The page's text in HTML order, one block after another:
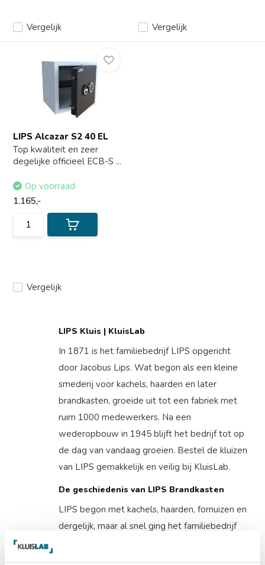
Vergelijk Vergelijk
LIPS Alcazar S2 40 EL
Top kwaliteit en zeer
degelijke officieel ECB-S ...
Vergelijk
Op voorraad
1.165,-
LIPS Kluis | KluisLab
In 1871 is het familiebedrijf LIPS opgericht
door Jacobus Lips. Wat begon als een kleine
smederij voor kachels, haarden en later
brandkasten, groeide uit tot een fabriek met
ruim 1000 medewerkers. Na een
wederopbouw in 1945 blijft het bedrijf tot op
de dag van vandaag groeien. Bestel de kluizen
van LIPS gemakkelijk en veilig bij KluisLab.
De geschiedenis van LIPS Brandkasten
LIPS begon met kachels, haarden, fornuizen en
dergelijk, maar al snel ging het familiebedrijf
opdrachten voor de brandkasten en kluisdeuren